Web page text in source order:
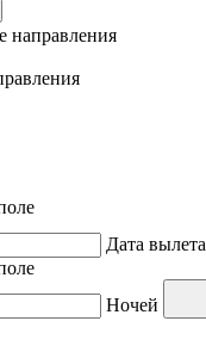
направления
Дата вылета
Ночей